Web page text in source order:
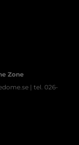
Zone
| tel. 026-